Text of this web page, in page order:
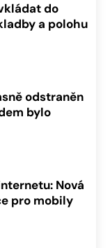
do
a polohu
odstraněn
bylo
Nová
pro mobily